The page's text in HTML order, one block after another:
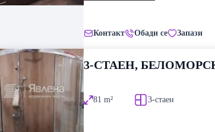
Контакт Обади се Запази
3-СТАЕН,
81 m² 3-стаен